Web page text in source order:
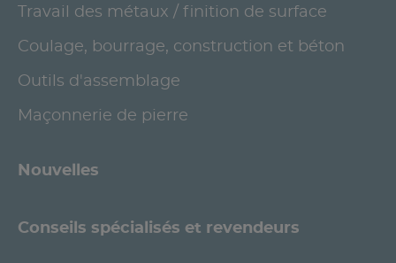
Travail des métaux / finition de surface
Coulage, bourrage, construction et béton
Outils d'assemblage
Maçonnerie de pierre
Nouvelles
Conseils spécialisés et revendeurs